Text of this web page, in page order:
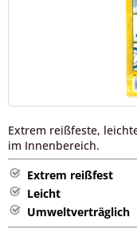
Extrem reißfeste,
im Innenbereich.
Extrem reißfest
Leicht
Umweltverträglich